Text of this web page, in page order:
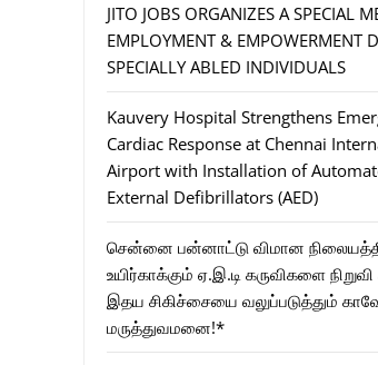
JITO JOBS ORGANIZES A SPECIAL
EMPLOYMENT & EMPOWERMENT
SPECIALLY ABLED INDIVIDUALS
Kauvery Hospital Strengthens
Cardiac Response at Chennai
Airport with Installation of
External Defibrillators (AED)
சென்னை பன்னாட்டு விமான
உயிர்காக்கும் ஏ.இ.டி கருவிகளை
இதய சிகிச்சையை வலுப்படுத்தும்
மருத்துவமனை!*